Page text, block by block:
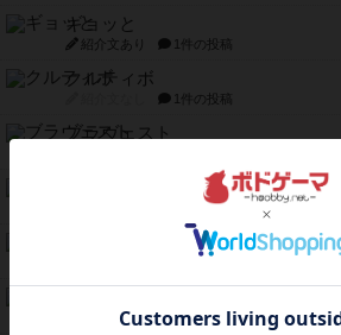
ギョッと
紹介文あり 1件の投稿
クルティボ
1件の投稿
ブラヴェスト
ドブル：ポケットモンスター
4件の投稿
ジャンヌ・ダルク-オルレアン ド
紹介文あり 3件の投稿